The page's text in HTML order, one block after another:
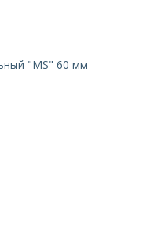
"MS" 60 мм